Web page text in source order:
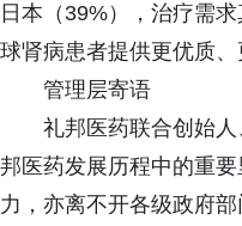
日本（39%），治疗需
球肾病患者提供更优质、
管理层寄语
礼邦医药联合创始
邦医药发展历程中的重
力，亦离不开各级政府